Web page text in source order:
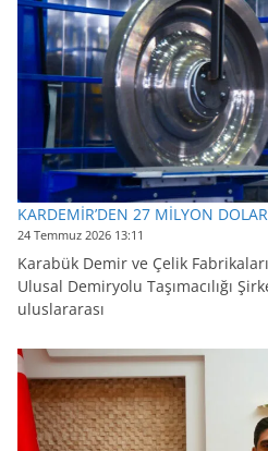
KARDEMİR’DEN 27 MİLYON
24 Temmuz 2026 13:11
Karabük Demir ve Çelik
Ulusal Demiryolu Taşımacılığı
uluslararası